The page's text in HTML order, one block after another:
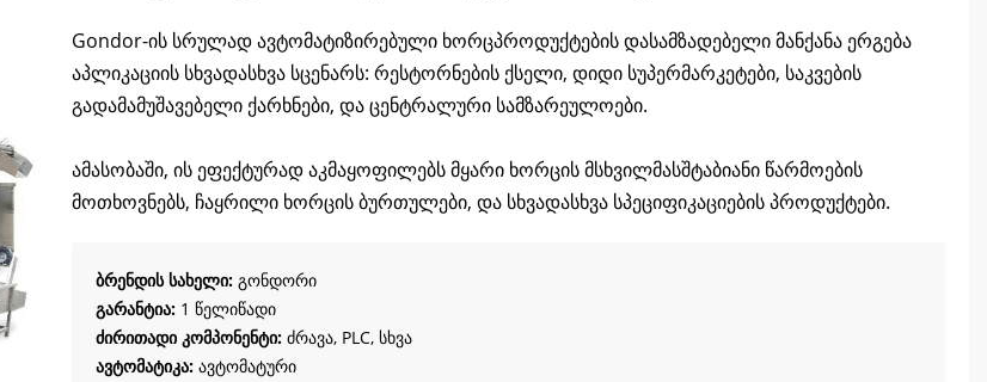
Gondor-ის სრულად ავტომატიზირებული ხორცპროდუქტების დასამზადებელი მანქანა ერგება
აპლიკაციის სხვადასხვა სცენარს: რესტორნების ქსელი, დიდი სუპერმარკეტები, საკვების
გადამამუშავებელი ქარხნები, და ცენტრალური სამზარეულოები.
ამასობაში, ის ეფექტურად აკმაყოფილებს მყარი ხორცის მსხვილმასშტაბიანი წარმოების
მოთხოვნებს, ჩაყრილი ხორცის ბურთულები, და სხვადასხვა სპეციფიკაციების პროდუქტები.
ბრენდის სახელი: გონდორი
გარანტია: 1 წელიწადი
ძირითადი კომპონენტი: ძრავა, PLC, სხვა
ავტომატიკა: ავტომატური